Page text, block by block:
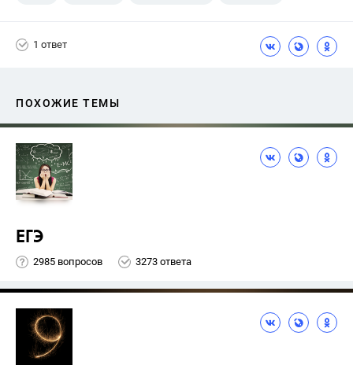
1 ответ
ПОХОЖИЕ ТЕМЫ
ЕГЭ
2985 вопросов 3273 ответа